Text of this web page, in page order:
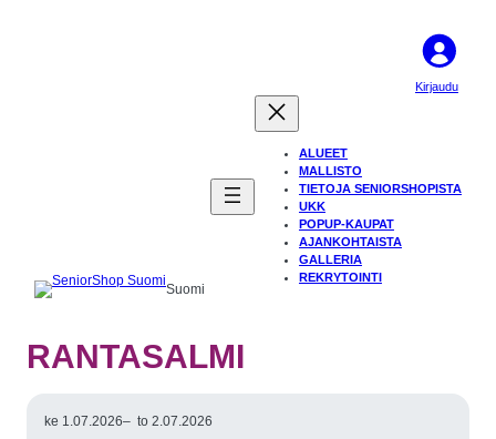
Suomi
Kirjaudu
ALUEET
MALLISTO
TIETOJA SENIORSHOPISTA
UKK
POPUP-KAUPAT
AJANKOHTAISTA
GALLERIA
REKRYTOINTI
RANTASALMI
ke 1.07.2026– to 2.07.2026